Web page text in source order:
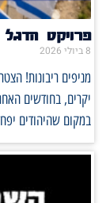
פרויקט הדגל
8 ביולי 2026
מניפים ריבונות!
יקרים, בחודשים
במקום שהיהודים